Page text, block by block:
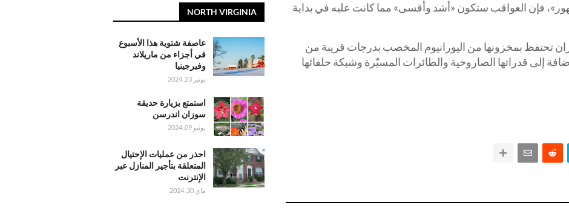
فإن العواقب ستكون «أشد وأقسى» مما كانت عليه في بداية
تحتفظ بمخزونها من اليورانيوم المخصب بدرجات قريبة من
إلى قدراتها الصاروخية والطائرات المسيّرة وشبكة حلفائها
NORTH VIRGINIA
عاصفة شتوية هذا الأسبوع
في أجزاء من ماريلاند
وفيرجينيا
نونبر 23, 2024
استمتع بزيارة حديقة
سوزان اندرسن
يونيو 09, 2024
احذر من عمليات الإحتيال
المتعلقة بتأجير المنازل عبر
الإنترنت
ماي 30, 2024